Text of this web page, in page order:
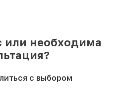
или необходима
с выбором